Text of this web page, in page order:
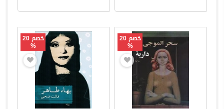
خصم 20
%
خصم 20
%